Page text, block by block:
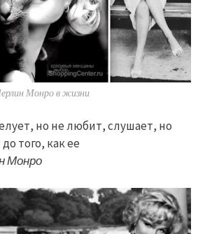
Монро в жизни
но не любит, слушает, но
того, как ее
Монро